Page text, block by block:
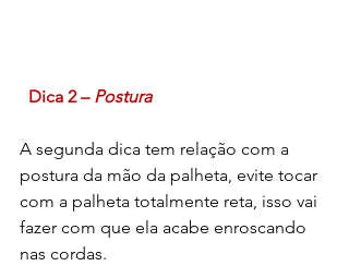
Dica 2 – Postura
A segunda dica tem relação com a
postura da mão da palheta, evite tocar
com a palheta totalmente reta, isso vai
fazer com que ela acabe enroscando
nas cordas.